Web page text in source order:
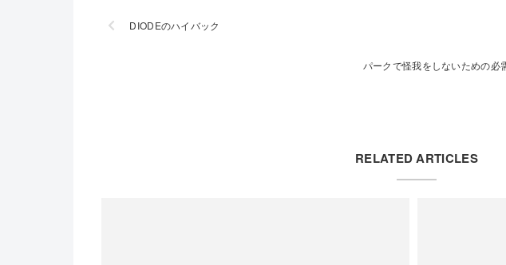
DIODEのハイバック
パークで怪我をしないため
RELATED ARTICLES